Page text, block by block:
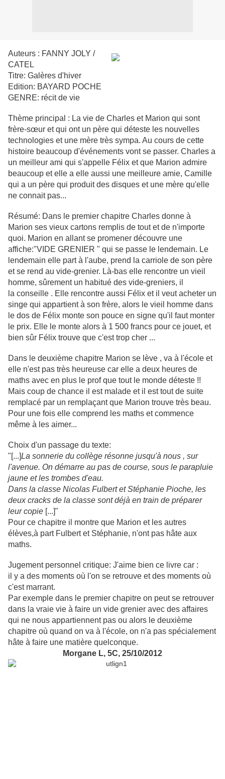
Auteurs : FANNY JOLY /
CATEL
Titre: Galères d'hiver
Edition: BAYARD POCHE
GENRE: récit de vie
Thème principal : La vie de Charles et Marion qui sont
frère-sœur et qui ont un père qui déteste les nouvelles
technologies et une mère très sympa. Au cours de cette
histoire beaucoup d'événements vont se passer. Charles a
un meilleur ami qui s'appelle Félix et que Marion admire
beaucoup et elle a elle aussi une meilleure amie, Camille
qui a un père qui produit des disques et une mère qu'elle
ne connait pas...
Résumé: Dans le premier chapitre Charles donne à
Marion ses vieux cartons remplis de tout et de n'importe
quoi. Marion en allant se promener découvre une
affiche:"VIDE GRENIER " qui se passe le lendemain. Le
lendemain elle part à l'aube, prend la carriole de son père
et se rend au vide-grenier. Là-bas elle rencontre un vieil
homme, sûrement un habitué des vide-greniers, il
la conseille . Elle rencontre aussi Félix et il veut acheter un
singe qui appartient à son frère, alors le vieil homme dans
le dos de Félix monte son pouce en signe qu'il faut monter
le prix. Elle le monte alors à 1 500 francs pour ce jouet, et
bien sûr Félix trouve que c'est trop cher ...
Dans le deuxième chapitre Marion se lève , va à l'école et
elle n'est pas très heureuse car elle a deux heures de
maths avec en plus le prof que tout le monde déteste !!
Mais coup de chance il est malade et il est tout de suite
remplacé par un remplaçant que Marion trouve très beau.
Pour une fois elle comprend les maths et commence
même à les aimer...
Choix d'un passage du texte:
"[...]La sonnerie du collège résonne jusqu'à nous , sur
l'avenue. On démarre au pas de course, sous le parapluie
jaune et les trombes d'eau.
Dans la classe Nicolas Fulbert et Stéphanie Pioche, les
deux cracks de la classe sont déjà en train de préparer
leur copie [...]"
Pour ce chapitre il montre que Marion et les autres
élèves,à part Fulbert et Stéphanie, n'ont pas hâte aux
maths.
Jugement personnel critique: J'aime bien ce livre car :
il y a des moments où l'on se retrouve et des moments où
c'est marrant.
Par exemple dans le premier chapitre on peut se retrouver
dans la vraie vie à faire un vide grenier avec des affaires
qui ne nous appartiennent pas ou alors le deuxième
chapitre où quand on va à l'école, on n'a pas spécialement
hâte à faire une matière quelconque.
Morgane L, 5C, 25/10/2012